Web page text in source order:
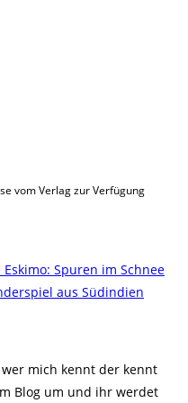
vom Verlag zur Verfügung
Spuren im Schnee
aus Südindien
mich kennt der kennt
Blog um und ihr werdet